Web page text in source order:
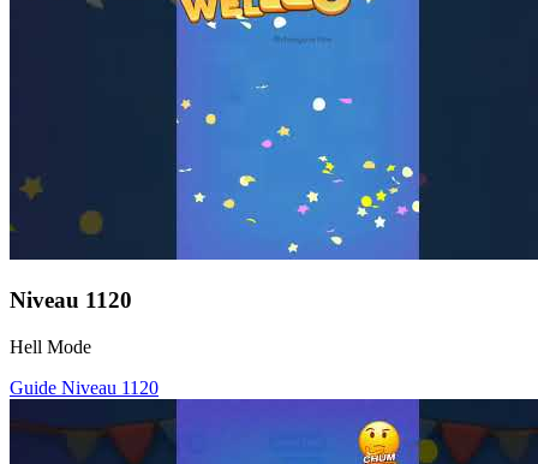
Niveau 1120
Hell Mode
Guide Niveau 1120